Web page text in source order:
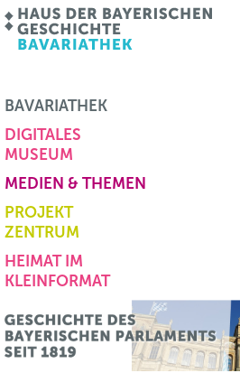
BAVARIATHEK
DIGITALES
MUSEUM
MEDIEN & THEMEN
PROJEKT
ZENTRUM
HEIMAT IM
KLEINFORMAT